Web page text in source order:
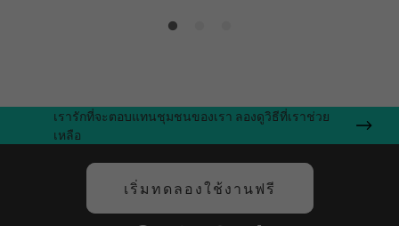
เรารักที่จะตอบแทนชุมชนของเรา ลองดูวิธีที่เราช่วย
เหลือ
เริ่มทดลองใช้งานฟรี